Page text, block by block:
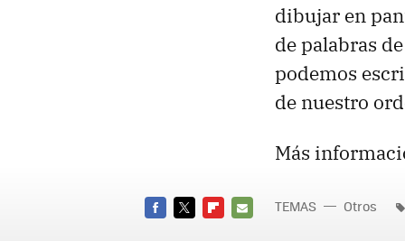
dibujar en
de palabras
podemos
de nuestro
Más
TEMAS Otros